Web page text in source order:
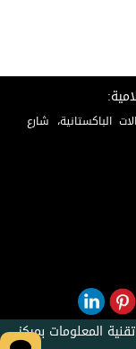
الباكستانية، شارع
المعلومات بمركز